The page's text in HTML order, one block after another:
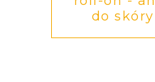
do